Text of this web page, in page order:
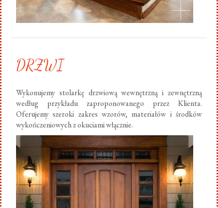
DRZWI
Wykonujemy stolarkę drzwiową wewnętrzną i zewnętrzną
według przykładu zaproponowanego przez Klienta.
Oferujemy szeroki zakres wzorów, materiałów i środków
wykończeniowych z okuciami włącznie.
.